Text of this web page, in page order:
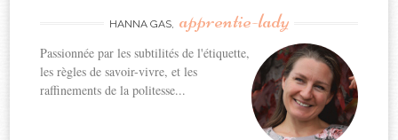
HANNA GAS, apprentie-lady
Passionnée par les subtilités de l'étiquette,
les règles de savoir-vivre, et les
raffinements de la politesse...